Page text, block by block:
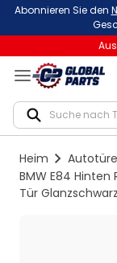
Abonnieren Sie den
Heim
BMW E84
Tür Glanzschwarz